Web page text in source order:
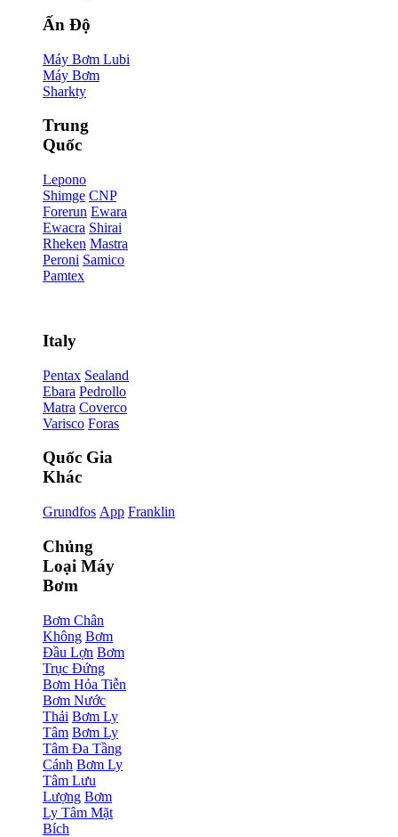
Ấn Độ
Máy Bơm Lubi
Máy Bơm
Sharkty
Trung
Quốc
Lepono
Shimge CNP
Forerun Ewara
Ewacra Shirai
Rheken Mastra
Peroni Samico
Pamtex
Italy
Pentax Sealand
Ebara Pedrollo
Matra Coverco
Varisco Foras
Quốc Gia
Khác
Grundfos App Franklin
Chủng
Loại Máy
Bơm
Bơm Chân
Không Bơm
Đầu Lợn Bơm
Trục Đứng
Bơm Hỏa Tiễn
Bơm Nước
Thải Bơm Ly
Tâm Bơm Ly
Tâm Đa Tầng
Cánh Bơm Ly
Tâm Lưu
Lượng Bơm
Ly Tâm Mặt
Bích